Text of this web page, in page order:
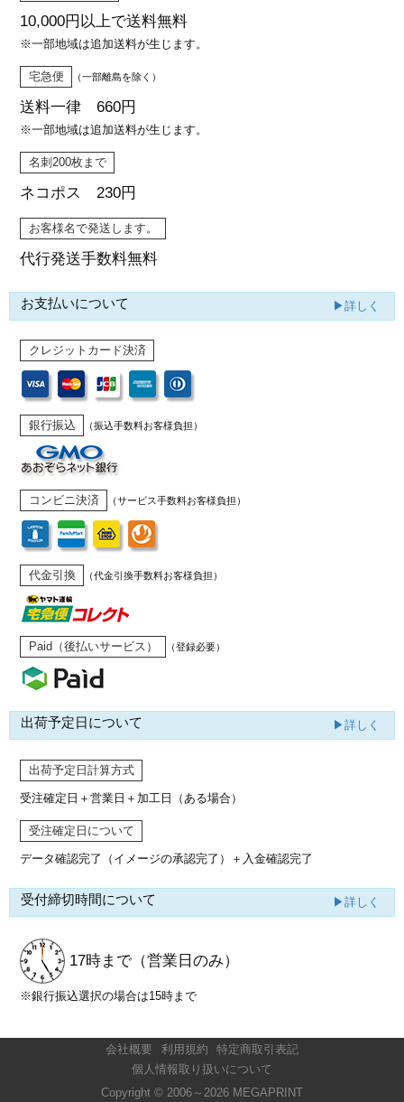
10,000円以上で送料無料
※一部地域は追加送料が生じます。
宅急便 （一部離島を除く）
送料一律 660円
※一部地域は追加送料が生じます。
名刺200枚まで
ネコポス 230円
お客様名で発送します。
代行発送手数料無料
お支払いについて ▶詳しく
クレジットカード決済
銀行振込 （振込手数料お客様負担）
コンビニ決済 （サービス手数料お客様負担）
代金引換 （代金引換手数料お客様負担）
Paid（後払いサービス） （登録必要）
出荷予定日について ▶詳しく
出荷予定日計算方式
受注確定日＋営業日＋加工日（ある場合）
受注確定日について
データ確認完了（イメージの承認完了） ＋入金確認完了
受付締切時間について ▶詳しく
17時まで （営業日のみ）
※銀行振込選択の場合は15時まで
会社概要 利用規約
特定商取引表記
個人情報取り扱いについて
Copyright © 2006～2026 MEGAPRINT